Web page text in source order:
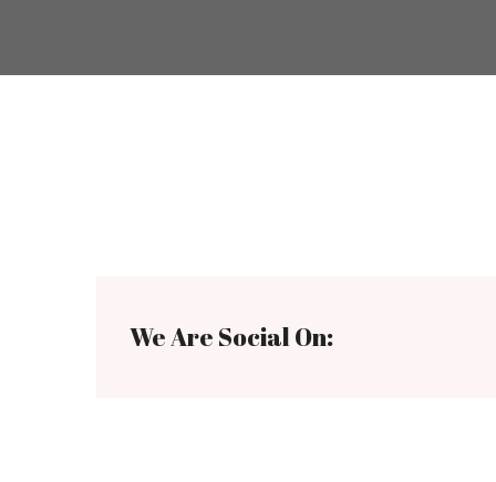
We Are Social On: